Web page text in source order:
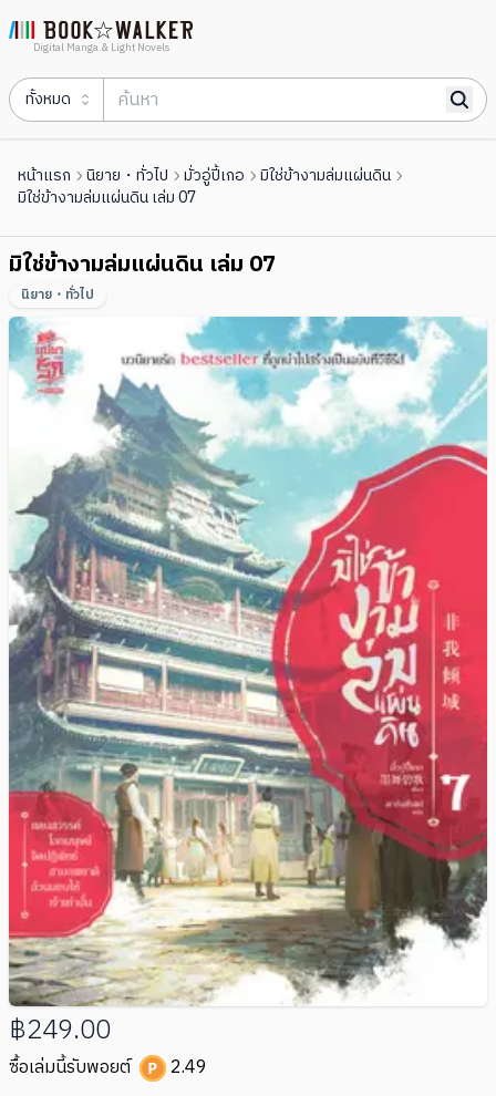
Digital Manga & Light Novels
ทั้งหมด
หน้าแรก นิยาย・ทั่วไป มั่วอู่ปี้เกอ
มิใช่ข้างามล่มแผ่นดิน
มิใช่ข้างามล่มแผ่นดิน เล่ม 07
มิใช่ข้างามล่มแผ่นดิน เล่ม 07
นิยาย・ทั่วไป
฿249.00
ซื้อเล่มนี้รับพอยต์ 2.49